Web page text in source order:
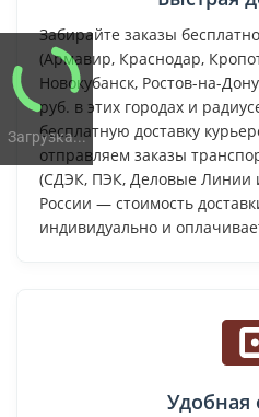
Загрузка...
Забирайте заказы
(Армавир, Краснодар,
Новокубанск, Ростов-на-
руб. в этих городах и
бесплатную доставку
отправляем заказы
(СДЭК, ПЭК, Деловые Линии
России — стоимость
индивидуально и
Удобная